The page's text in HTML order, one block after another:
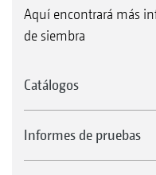
Aquí encontrará más
de siembra
Catálogos
Informes de pruebas